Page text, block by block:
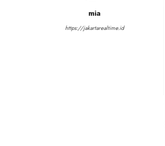
mia
https://jakartarealtime.id